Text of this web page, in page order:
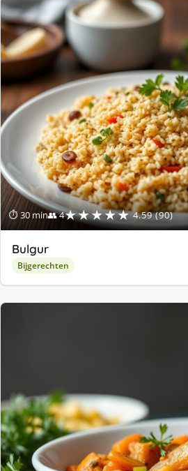
⏱ 30 min👥 4★★★★★ 4.59 (90)
Bulgur
Bijgerechten